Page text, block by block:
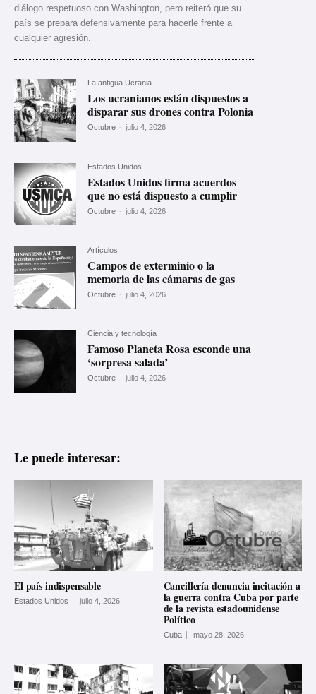
diálogo respetuoso con Washington, pero reiteró que su
país se prepara defensivamente para hacerle frente a
cualquier agresión.
La antigua Ucrania
Los ucranianos están dispuestos a
disparar sus drones contra Polonia
Octubre - julio 4, 2026
Estados Unidos
Estados Unidos firma acuerdos
que no está dispuesto a cumplir
Octubre - julio 4, 2026
Artículos
Campos de exterminio o la
memoria de las cámaras de gas
Octubre - julio 4, 2026
Ciencia y tecnología
Famoso Planeta Rosa esconde una
‘sorpresa salada’
Octubre - julio 4, 2026
Le puede interesar:
El país indispensable
Estados Unidos julio 4, 2026
Cancillería denuncia incitación a
la guerra contra Cuba por parte
de la revista estadounidense
Político
Cuba mayo 28, 2026